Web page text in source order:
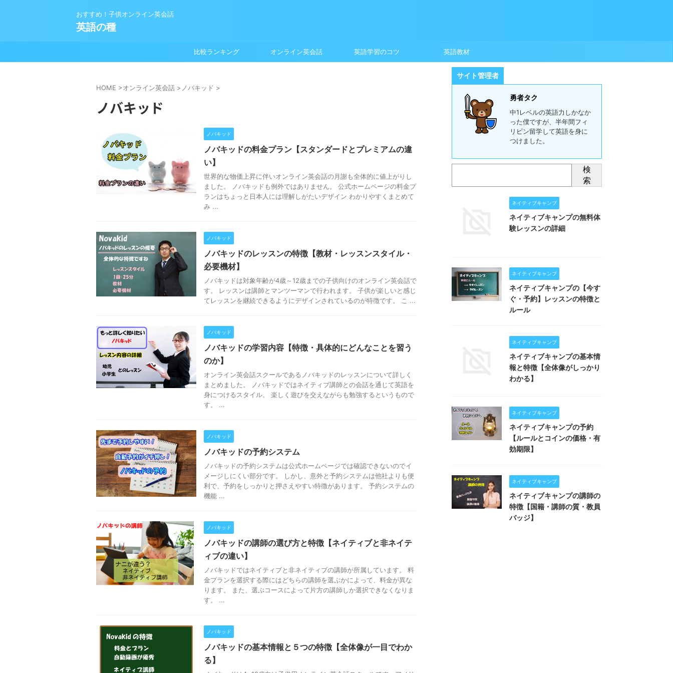
おすすめ！子供オンライン英会話
英語の種
比較ランキング オンライン英会話 英語学習のコツ 英語教材
HOME >オンライン英会話 > ノバキッド >
ノバキッド
ノバキッド
ノバキッドの料金プラン【スタンダードとプレミアムの違
い】
世界的な物価上昇に伴いオンライン英会話の月謝も全体的に値上がりし
ました。 ノバキッドも例外ではありません。 公式ホームページの料金プ
ランはちょっと日本人には理解しがたいデザイン わかりやすくまとめて
み ...
ノバキッド
ノバキッドのレッスンの特徴【教材・レッスンスタイル・
必要機材】
ノバキッドは対象年齢が4歳～12歳までの子供向けのオンライン英会話で
す。 レッスンは講師とマンツーマンで行われます。 子供が楽しいと感じ
てレッスンを継続できるようにデザインされているのが特徴です。 こ ...
ノバキッド
ノバキッドの学習内容【特徴・具体的にどんなことを習う
のか】
オンライン英会話スクールであるノバキッドのレッスンについて詳しく
まとめました。 ノバキッドではネイティブ講師との会話を通じて英語を
身につけるスタイル。 楽しく遊びを交えながらも勉強するというもので
す。 ...
ノバキッド
ノバキッドの予約システム
ノバキッドの予約システムは公式ホームページでは確認できないのでイ
メージしにくい部分です。 しかし、意外と予約システムは他社よりも便
利で、予約をしっかりと押さえやすい特徴があります。 予約システムの
機能 ...
ノバキッド
ノバキッドの講師の選び方と特徴【ネイティブと非ネイテ
ィブの違い】
ノバキッドではネイティブと非ネイティブの講師が所属しています。 料
金プランを選択する際にはどちらの講師を選ぶかによって、料金が異な
ります。 また、選ぶコースによって片方の講師しか選択できなくなりま
す。 ...
ノバキッド
ノバキッドの基本情報と５つの特徴【全体像が一目でわか
る】
サイト管理者
勇者タク
中1レベルの英語力しかなか
った僕ですが、半年間フィ
リピン留学して英語を身に
つけました。
検
索
ネイティブキャンプ
ネイティブキャンプの無料体
験レッスンの詳細
ネイティブキャンプ
ネイティブキャンプの【今す
ぐ・予約】レッスンの特徴と
ルール
ネイティブキャンプ
ネイティブキャンプの基本情
報と特徴【全体像がしっかり
わかる】
ネイティブキャンプ
ネイティブキャンプの予約
【ルールとコインの価格・有
効期限】
ネイティブキャンプ
ネイティブキャンプの講師の
特徴【国籍・講師の質・教員
バッジ】